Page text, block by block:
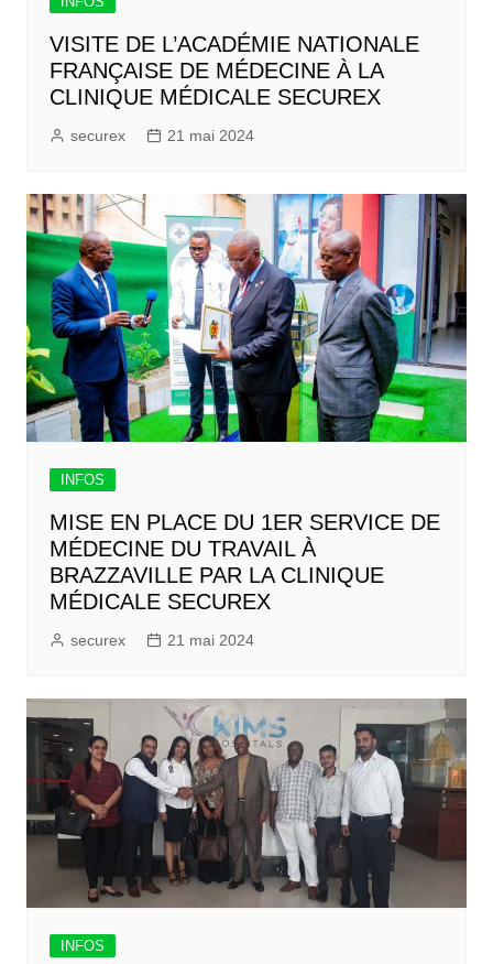
VISITE DE L’ACADÉMIE NATIONALE
FRANÇAISE DE MÉDECINE À LA
CLINIQUE MÉDICALE SECUREX
securex 21 mai 2024
INFOS
MISE EN PLACE DU 1ER SERVICE DE
MÉDECINE DU TRAVAIL À
BRAZZAVILLE PAR LA CLINIQUE
MÉDICALE SECUREX
securex 21 mai 2024
INFOS